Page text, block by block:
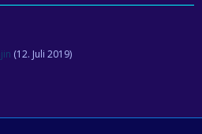
(12. Juli 2019)